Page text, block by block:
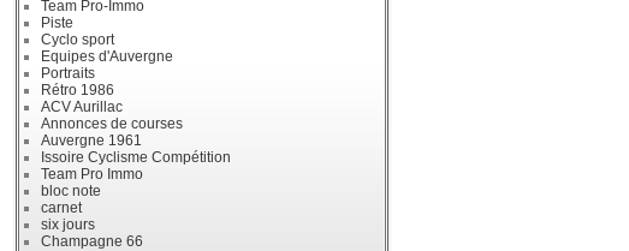
Team Pro-Immo
Piste
Cyclo sport
Equipes d'Auvergne
Portraits
Rétro 1986
ACV Aurillac
Annonces de courses
Auvergne 1961
Issoire Cyclisme Compétition
Team Pro Immo
bloc note
carnet
six jours
Champagne 66